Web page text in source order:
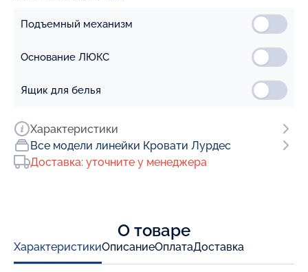
О товаре
ХарактеристикиОписаниеОплатаДоставка
Подъемный механизм
Основание ЛЮКС
Ящик для белья
Характеристики
Все модели линейки Кровати Лурдес
Доставка: уточните у менеджера